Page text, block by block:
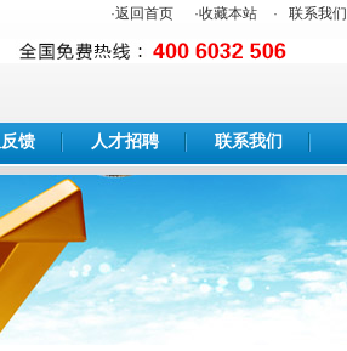
·返回首页 ·收藏本站 · 联系我们
馈 人才招聘 联系我们